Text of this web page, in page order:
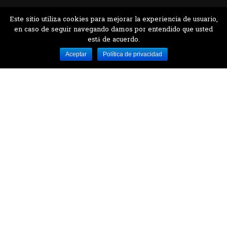
Desarrollado por MJTEC.
Este sitio utiliza cookies para mejorar la experiencia de usuario,
en caso de seguir navegando damos por entendido que usted
está de acuerdo.
Aceptar Política de privacidad